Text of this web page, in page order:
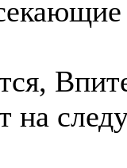
на